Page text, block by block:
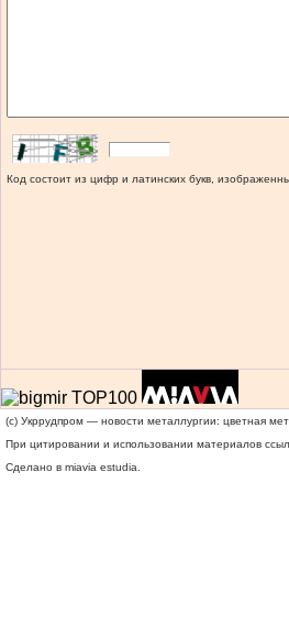
Код состоит из цифр и латинских букв,
(c) Укррудпром — новости металлургии: цветная
При цитировании и использовании материалов
Сделано в miavia estudia.